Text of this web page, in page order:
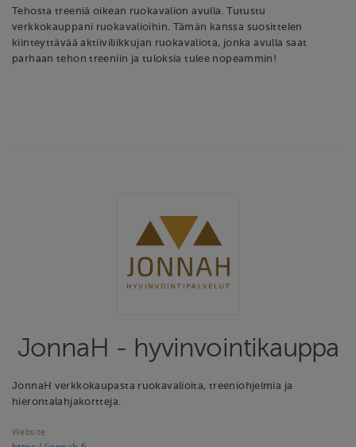
Tehosta treeniä oikean ruokavalion avulla. Tutustu
verkkokauppani ruokavalioihin. Tämän kanssa suosittelen
kiinteyttävää aktiiviliikkujan ruokavaliota, jonka avulla saat
parhaan tehon treeniin ja tuloksia tulee nopeammin!
JonnaH - hyvinvointikauppa
JonnaH verkkokaupasta ruokavalioita, treeniohjelmia ja
hierontalahjakortteja.
Website